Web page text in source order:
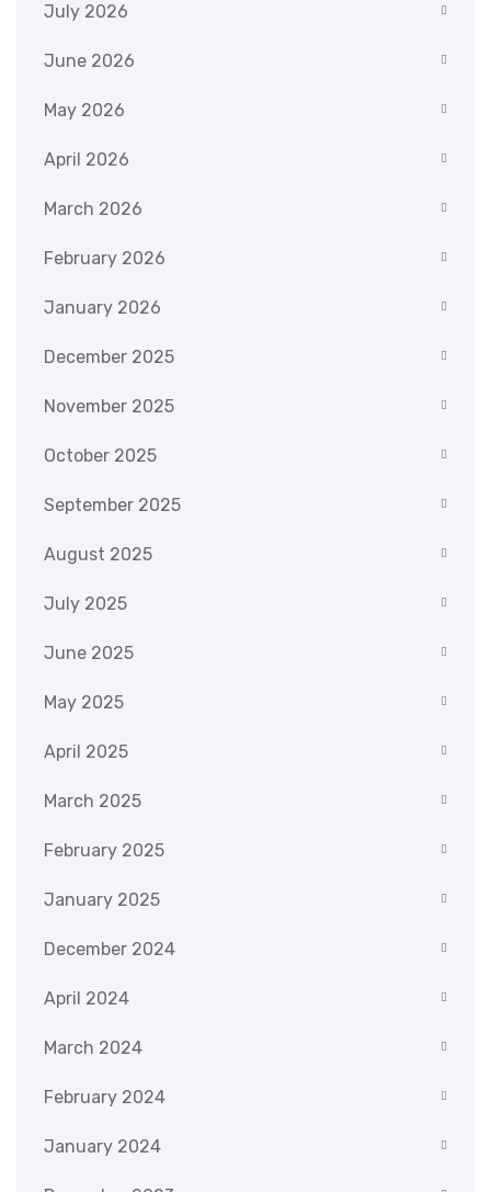
July 2026
June 2026
May 2026
April 2026
March 2026
February 2026
January 2026
December 2025
November 2025
October 2025
September 2025
August 2025
July 2025
June 2025
May 2025
April 2025
March 2025
February 2025
January 2025
December 2024
April 2024
March 2024
February 2024
January 2024